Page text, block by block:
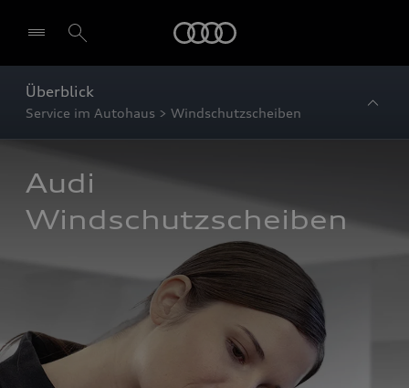
Überblick
Service im Autohaus > Windschutzscheiben
Audi
Windschutzscheiben